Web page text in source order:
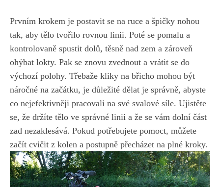
Prvním krokem je⁣ postavit ⁣se na ​ruce⁣ a špičky nohou
tak,⁣ aby tělo tvořilo rovnou linii. Poté se pomalu a
kontrolovaně spustit dolů, těsně‍ nad zem ‌a⁤ zároveň
ohýbat lokty. Pak se znovu zvednout a vrátit se do
⁢výchozí polohy. Třebaže⁢ kliky na břicho mohou být
náročné ‍na​ začátku, je důležité dělat ⁣je správně, ⁢abyste
co nejefektivněji pracovali na‌ své ‍svalové síle. Ujistěte​
se, že držíte ‍tělo ve správné linii⁢ a že se vám dolní část
zad nezaklesává. Pokud potřebujete pomoct, můžete
začít cvičit z kolen a postupně přecházet⁣ na plné ⁤kroky.